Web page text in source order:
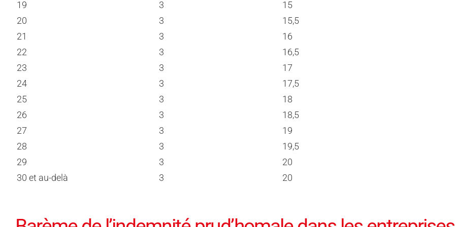
19
3
15
20
3
15,5
21
3
16
22
3
16,5
23
3
17
24
3
17,5
25
3
18
26
3
18,5
27
3
19
28
3
19,5
29
3
20
30 et au-delà
3 20